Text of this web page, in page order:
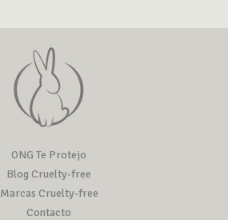
ONG Te Protejo
Blog Cruelty-free
Marcas Cruelty-free
Contacto